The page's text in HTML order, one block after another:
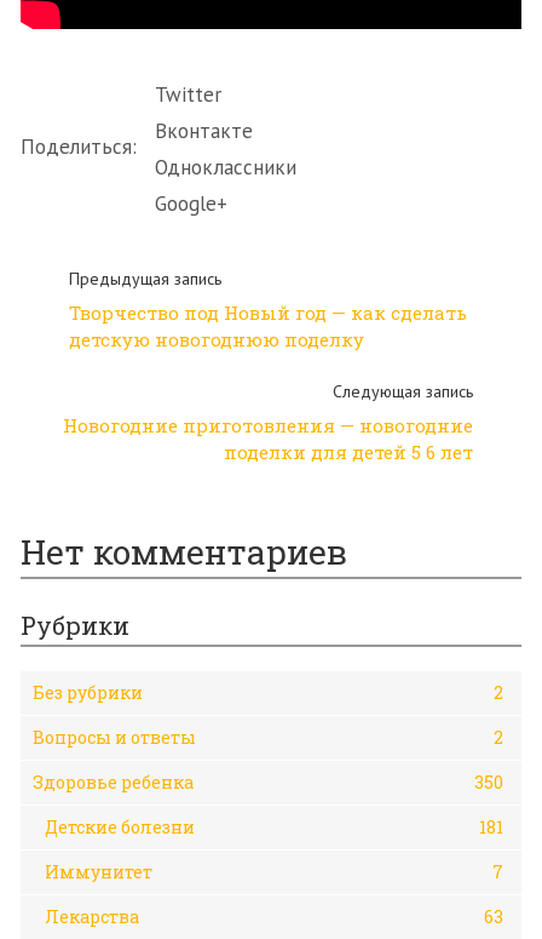
Поделиться:
Twitter
Вконтакте
Одноклассники
Google+
Предыдущая запись
Творчество под Новый год — как сделать
детскую новогоднюю поделку
Следующая запись
Новогодние приготовления — новогодние
поделки для детей 5 6 лет
Нет комментариев
Рубрики
Без рубрики
2
Вопросы и ответы
2
Здоровье ребенка
350
Детские болезни
181
Иммунитет
7
Лекарства
63